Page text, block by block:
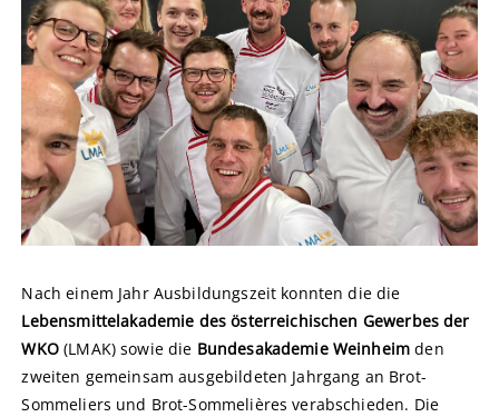
Nach einem Jahr Ausbildungszeit konnten die die
Lebensmittelakademie des österreichischen Gewerbes der
WKO(LMAK) sowie die Bundesakademie Weinheim den
zweiten gemeinsam ausgebildeten Jahrgang an Brot-
Sommeliers und Brot-Sommelières verabschieden. Die